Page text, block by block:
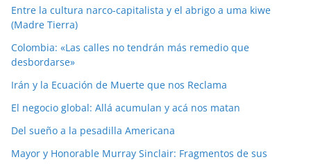
Entre la cultura narco-capitalista y el abrigo a uma kiwe
(Madre Tierra)
Colombia: «Las calles no tendrán más remedio que
desbordarse»
Irán y la Ecuación de Muerte que nos Reclama
El negocio global: Allá acumulan y acá nos matan
Del sueño a la pesadilla Americana
Mayor y Honorable Murray Sinclair: Fragmentos de sus